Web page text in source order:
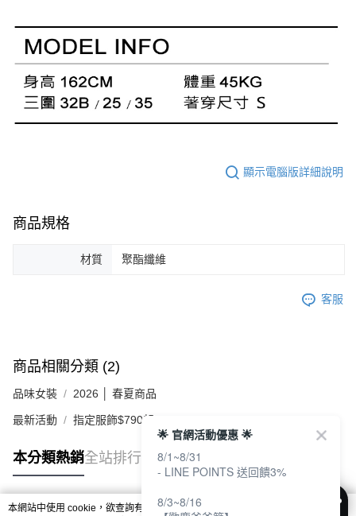
顯示電腦版詳細說明
商品規格
材質 聚酯纖維
客服
商品相關分類 (2)
品味女裝 2026 │ 春夏商品
最新活動 指定服飾$790起
本分類熱銷全站排行
本網站中使用 cookie，欲查詢有關本網站使用 cookie 方式之詳情，及若您不希
🌟 官網活動優惠 🌟
8/1~8/31
- LINE POINTS 送回饋3%
8/3~8/16